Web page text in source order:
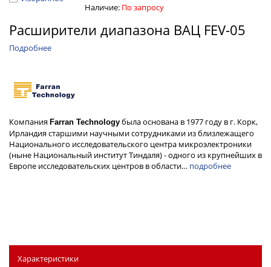
Наличие: По запросу
Расширители диапазона ВАЦ FEV-05
Подробнее
Компания Farran Technology была основана в 1977 году в г. Корк,
Ирландия старшими научными сотрудниками из близлежащего
Национального исследовательского центра микроэлектроники
(ныне Национальный институт Тиндаля) - одного из крупнейших в
Европе исследовательских центров в области… подробнее
Характеристики